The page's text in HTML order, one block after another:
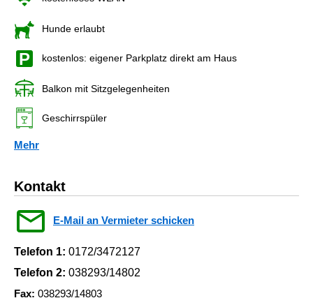
Hunde erlaubt
kostenlos: eigener Parkplatz direkt am Haus
Balkon mit Sitzgelegenheiten
Geschirrspüler
Mehr
Kontakt
E-Mail an Vermieter schicken
Telefon 1: 0172/3472127
Telefon 2: 038293/14802
Fax: 038293/14803